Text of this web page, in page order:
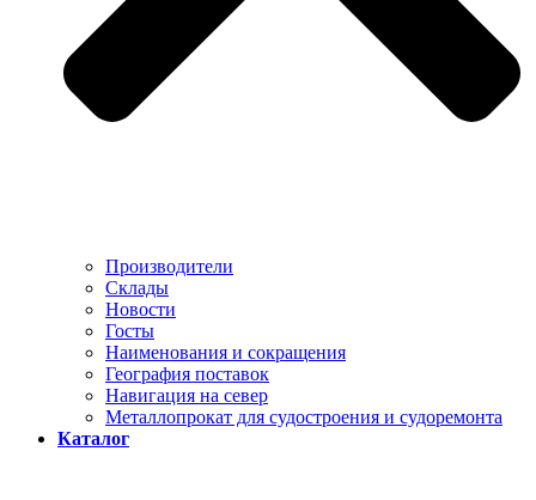
Производители
Склады
Новости
Госты
Наименования и сокращения
География поставок
Навигация на север
Металлопрокат для судостроения и судоремонта
Каталог